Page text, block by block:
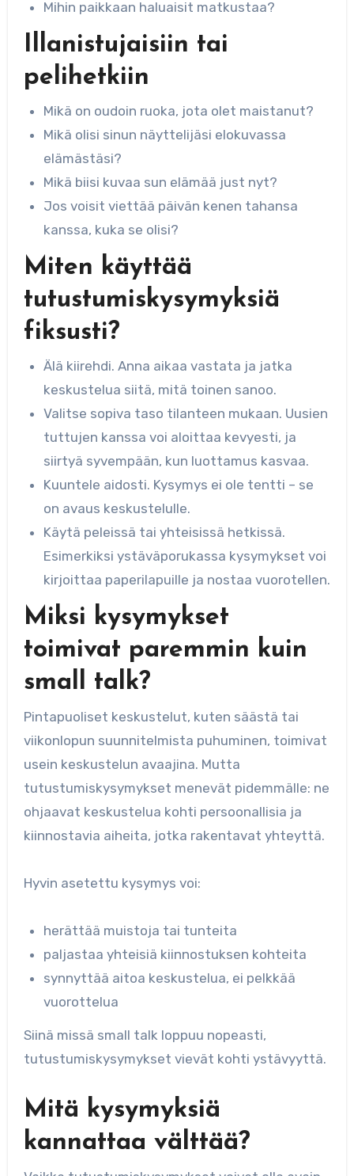
Mihin paikkaan haluaisit matkustaa?
Illanistujaisiin tai
pelihetkiin
Mikä on oudoin ruoka, jota olet maistanut?
Mikä olisi sinun näyttelijäsi elokuvassa
elämästäsi?
Mikä biisi kuvaa sun elämää just nyt?
Jos voisit viettää päivän kenen tahansa
kanssa, kuka se olisi?
Miten käyttää
tutustumiskysymyksiä
fiksusti?
Älä kiirehdi. Anna aikaa vastata ja jatka
keskustelua siitä, mitä toinen sanoo.
Valitse sopiva taso tilanteen mukaan. Uusien
tuttujen kanssa voi aloittaa kevyesti, ja
siirtyä syvempään, kun luottamus kasvaa.
Kuuntele aidosti. Kysymys ei ole tentti – se
on avaus keskustelulle.
Käytä peleissä tai yhteisissä hetkissä.
Esimerkiksi ystäväporukassa kysymykset voi
kirjoittaa paperilapuille ja nostaa vuorotellen.
Miksi kysymykset
toimivat paremmin kuin
small talk?
Pintapuoliset keskustelut, kuten säästä tai
viikonlopun suunnitelmista puhuminen, toimivat
usein keskustelun avaajina. Mutta
tutustumiskysymykset menevät pidemmälle: ne
ohjaavat keskustelua kohti persoonallisia ja
kiinnostavia aiheita, jotka rakentavat yhteyttä.
Hyvin asetettu kysymys voi:
herättää muistoja tai tunteita
paljastaa yhteisiä kiinnostuksen kohteita
synnyttää aitoa keskustelua, ei pelkkää
vuorottelua
Siinä missä small talk loppuu nopeasti,
tutustumiskysymykset vievät kohti ystävyyttä.
Mitä kysymyksiä
kannattaa välttää?